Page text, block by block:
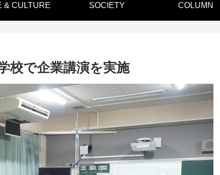
& CULTURE SOCIETY COLUMN
校で企業講演を実施